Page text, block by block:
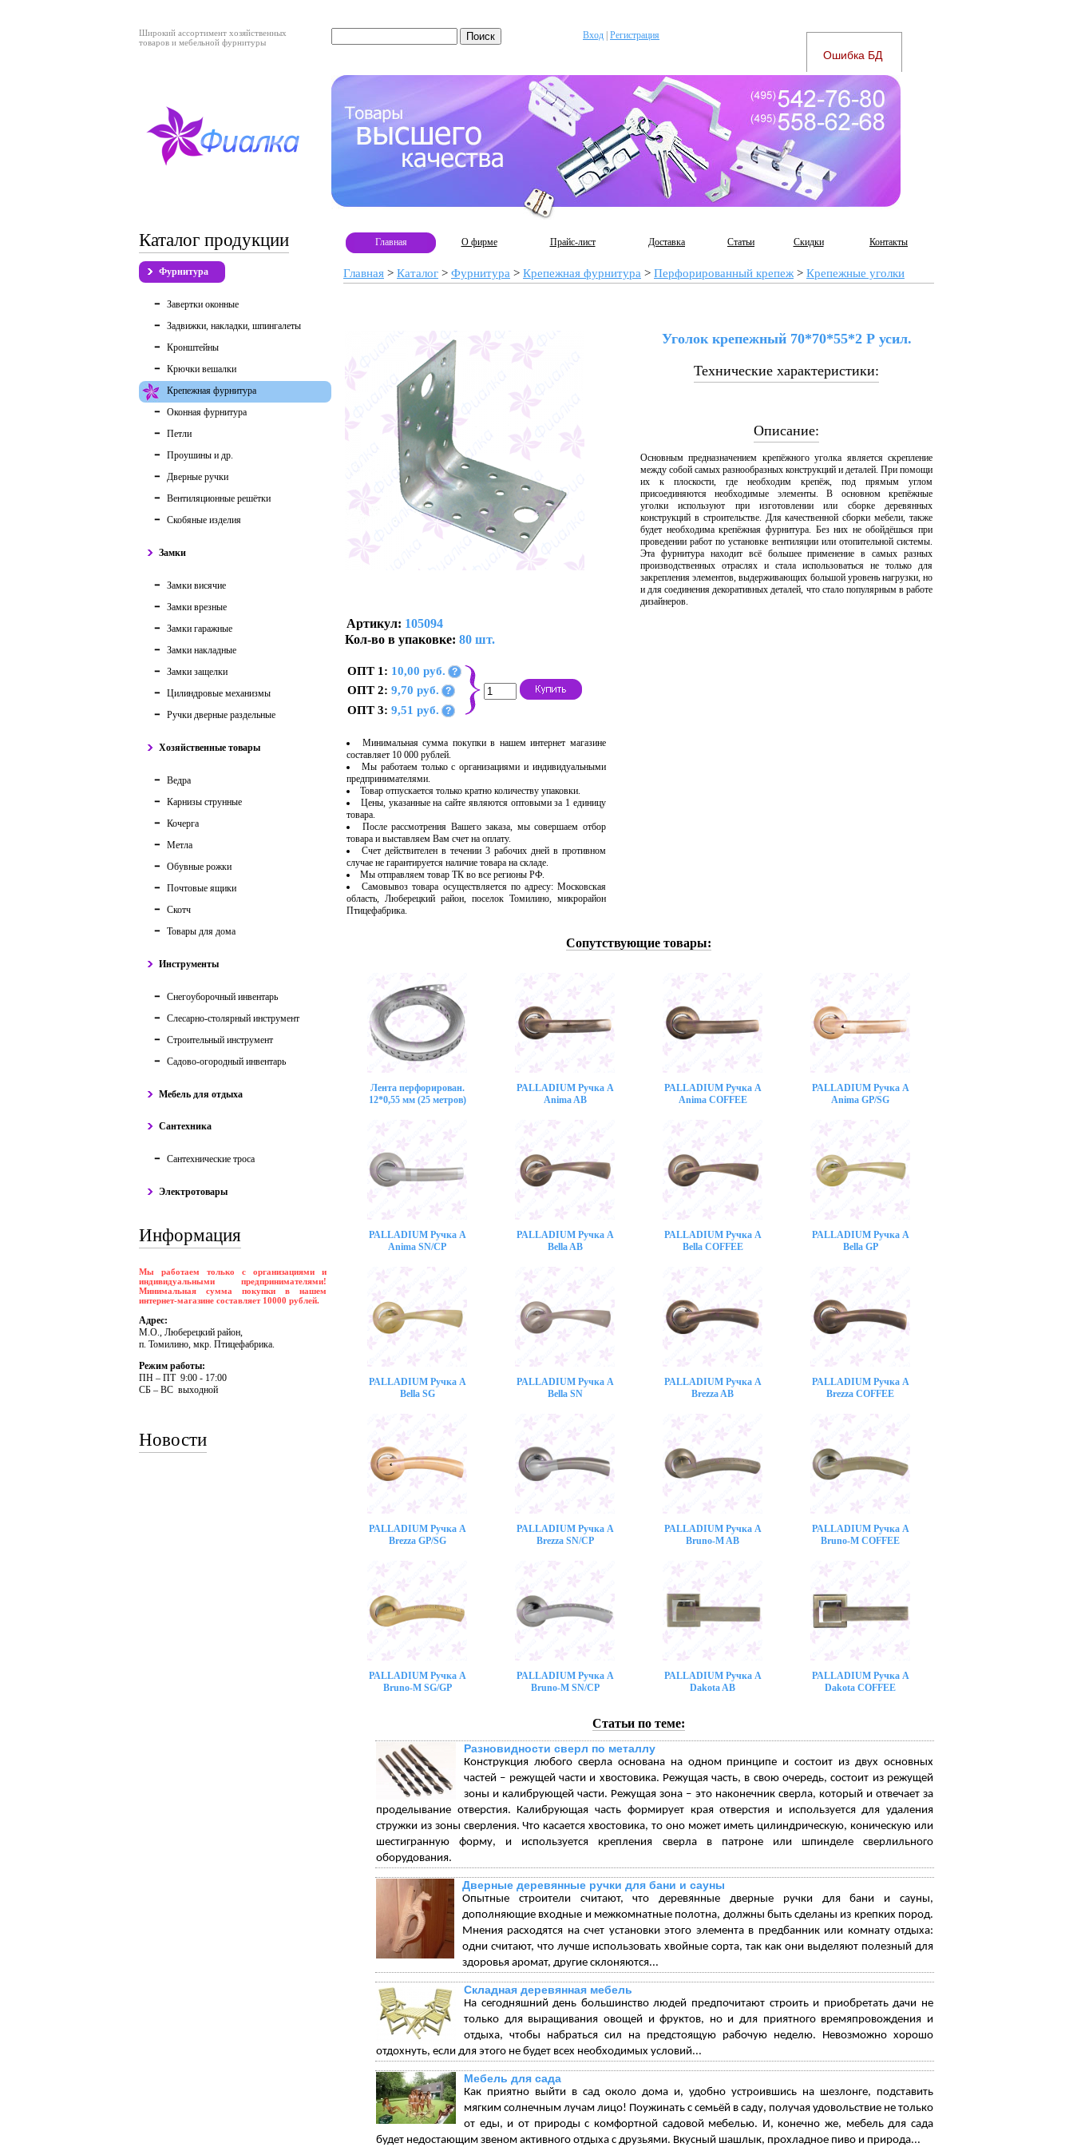
Широкий ассортимент хозяйственных
товаров и мебельной фурнитуры
Вход Регистрация
Каталог продукции
Фурнитура
Завертки оконные
Задвижки, накладки, шпингалеты
Кронштейны
Крючки вешалки
Крепежная фурнитура
Оконная фурнитура
Петли
Проушины и др.
Дверные ручки
Вентиляционные решётки
Скобяные изделия
Замки
Замки висячие
Замки врезные
Замки гаражные
Замки накладные
Замки защелки
Цилиндровые механизмы
Ручки дверные раздельные
Хозяйственные товары
Ведра
Карнизы струнные
Кочерга
Метла
Обувные рожки
Почтовые ящики
Скотч
Товары для дома
Инструменты
Снегоуборочный инвентарь
Слесарно-столярный инструмент
Строительный инструмент
Садово-огородный инвентарь
Мебель для отдыха
Сантехника
Сантехнические троса
Электротовары
Информация
Мы работаем только с организациями и
индивидуальными предпринимателями!
Минимальная сумма покупки в нашем
интернет-магазине составляет 10000 рублей.
Адрес:
М.О., Люберецкий район,
п. Томилино, мкр. Птицефабрика.
Режим работы:
ПH – ПT 9:00 - 17:00
CБ – BC выходной
Новости
Главная О фирме Прайс-лист Доставка Статьи Скидки Контакты
Главная > Каталог > Фурнитура > Крепежная фурнитура > Перфорированный крепеж > Крепежные уголки
Артикул: 105094
Кол-во в упаковке: 80 шт.
ОПТ 1: 10,00 руб. ?
ОПТ 2: 9,70 руб. ?
ОПТ 3: 9,51 руб. ?
Минимальная сумма покупки в нашем интернет магазине
составляет 10 000 рублей.
Мы работаем только с организациями и индивидуальными
предпринимателями.
Товар отпускается только кратно количеству упаковки.
Цены, указанные на сайте являются оптовыми за 1 единицу
товара.
После рассмотрения Вашего заказа, мы совершаем отбор
товара и выставляем Вам счет на оплату.
Счет действителен в течении 3 рабочих дней в противном
случае не гарантируется наличие товара на складе.
Мы отправляем товар ТК во все регионы РФ.
Самовывоз товара осуществляется по адресу: Московская
область, Люберецкий район, поселок Томилино, микрорайон
Птицефабрика.
Уголок крепежный 70*70*55*2 Р усил.
Технические характеристики:
Описание:
Основным предназначением крепёжного уголка является скрепление
между собой самых разнообразных конструкций и деталей. При помощи
их к плоскости, где необходим крепёж, под прямым углом
присоединяются необходимые элементы. В основном крепёжные
уголки используют при изготовлении или сборке деревянных
конструкций в строительстве. Для качественной сборки мебели, также
будет необходима крепёжная фурнитура. Без них не обойдёшься при
проведении работ по установке вентиляции или отопительной системы.
Эта фурнитура находит всё большее применение в самых разных
производственных отраслях и стала использоваться не только для
закрепления элементов, выдерживающих большой уровень нагрузки, но
и для соединения декоративных деталей, что стало популярным в работе
дизайнеров.
Сопутствующие товары:
Лента перфорирован.
12*0,55 мм (25 метров)
PALLADIUM Ручка A
Anima AB
PALLADIUM Ручка A
Anima COFFEE
PALLADIUM Ручка A
Anima GP/SG
PALLADIUM Ручка A
Anima SN/CP
PALLADIUM Ручка A
Bella AB
PALLADIUM Ручка A
Bella COFFEE
PALLADIUM Ручка A
Bella GP
PALLADIUM Ручка A
Bella SG
PALLADIUM Ручка A
Bella SN
PALLADIUM Ручка A
Brezza AB
PALLADIUM Ручка A
Brezza COFFEE
PALLADIUM Ручка A
Brezza GP/SG
PALLADIUM Ручка A
Brezza SN/CP
PALLADIUM Ручка A
Bruno-M AB
PALLADIUM Ручка A
Bruno-M COFFEE
PALLADIUM Ручка A
Bruno-M SG/GP
PALLADIUM Ручка A
Bruno-M SN/CP
PALLADIUM Ручка A
Dakota AB
PALLADIUM Ручка A
Dakota COFFEE
Статьи по теме:
Разновидности сверл по металлу
Конструкция любого сверла основана на одном принципе и состоит из двух основных
частей – режущей части и хвостовика. Режущая часть, в свою очередь, состоит из режущей
зоны и калибрующей части. Режущая зона – это наконечник сверла, который и отвечает за
проделывание отверстия. Калибрующая часть формирует края отверстия и используется для удаления
стружки из зоны сверления. Что касается хвостовика, то оно может иметь цилиндрическую, коническую или
шестигранную форму, и используется крепления сверла в патроне или шпинделе сверлильного
оборудования.
Дверные деревянные ручки для бани и сауны
Опытные строители считают, что деревянные дверные ручки для бани и сауны,
дополняющие входные и межкомнатные полотна, должны быть сделаны из крепких пород.
Мнения расходятся на счет установки этого элемента в предбанник или комнату отдыха:
одни считают, что лучше использовать хвойные сорта, так как они выделяют полезный для
здоровья аромат, другие склоняются...
Складная деревянная мебель
На сегодняшний день большинство людей предпочитают строить и приобретать дачи не
только для выращивания овощей и фруктов, но и для приятного времяпровождения и
отдыха, чтобы набраться сил на предстоящую рабочую неделю. Невозможно хорошо
отдохнуть, если для этого не будет всех необходимых условий...
Мебель для сада
Как приятно выйти в сад около дома и, удобно устроившись на шезлонге, подставить
мягким солнечным лучам лицо! Поужинать с семьёй в саду, получая удовольствие не только
от еды, и от природы с комфортной садовой мебелью. И, конечно же, мебель для сада
будет недостающим звеном активного отдыха с друзьями. Вкусный шашлык, прохладное пиво и природа...